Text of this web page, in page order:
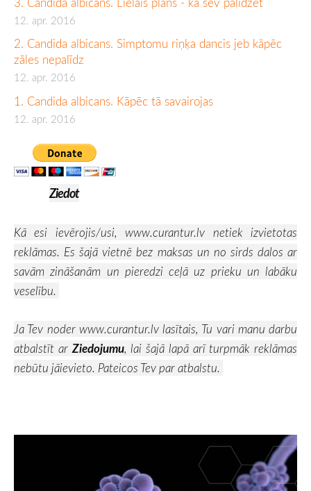
12. apr. 2016
2. Candida albicans. Simptomu riņķa dancis jeb kāpēc
zāles nepalīdz
12. apr. 2016
1. Candida albicans. Kāpēc tā savairojas
12. apr. 2016
Ziedot
Kā esi ievērojis/usi, www.curantur.lv netiek izvietotas
reklāmas. Es šajā vietnē bez maksas un no sirds dalos ar
savām zināšanām un pieredzi ceļā uz prieku un labāku
veselību.
Ja Tev noder www.curantur.lvlasītais, Tu vari manu darbu
atbalstīt ar Ziedojumu, lai šajā lapā arī turpmāk reklāmas
nebūtu jāievieto. Pateicos Tev par atbalstu.